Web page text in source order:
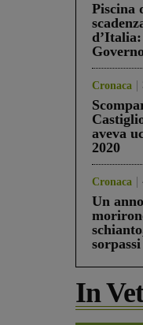
Piscina
Cronaca
aveva
2020
Cronaca
Un
In